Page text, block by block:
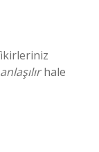
anlaşılırhale